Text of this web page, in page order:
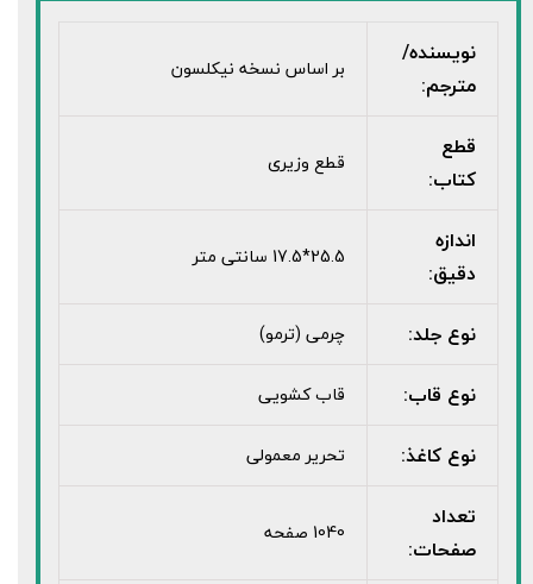
نویسنده/
مترجم:
بر اساس نسخه نیکلسون
قطع
کتاب:
قطع وزیری
اندازه
دقیق:
25.5*17.5 سانتی متر
نوع جلد: چرمی (ترمو)
نوع قاب: قاب کشویی
نوع کاغذ: تحریر معمولی
تعداد
صفحات:
1040 صفحه